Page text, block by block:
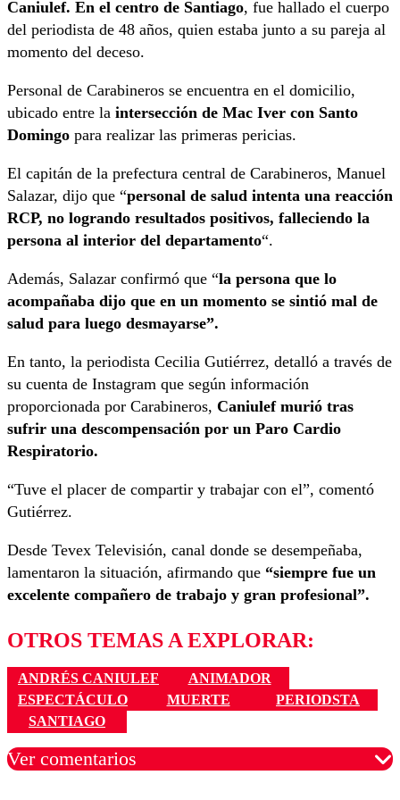
Caniulef. En el centro de Santiago, fue hallado el cuerpo
del periodista de 48 años, quien estaba junto a su pareja al
momento del deceso.
Personal de Carabineros se encuentra en el domicilio,
ubicado entre la intersección de Mac Iver con Santo
Domingo para realizar las primeras pericias.
El capitán de la prefectura central de Carabineros, Manuel
Salazar, dijo que “personal de salud intenta una reacción
RCP, no logrando resultados positivos, falleciendo la
persona al interior del departamento“.
Además, Salazar confirmó que “la persona que lo
acompañaba dijo que en un momento se sintió mal de
salud para luego desmayarse”.
En tanto, la periodista Cecilia Gutiérrez, detalló a través de
su cuenta de Instagram que según información
proporcionada por Carabineros, Caniulef murió tras
sufrir una descompensación por un Paro Cardio
Respiratorio.
“Tuve el placer de compartir y trabajar con el”, comentó
Gutiérrez.
Desde Tevex Televisión, canal donde se desempeñaba,
lamentaron la situación, afirmando que “siempre fue un
excelente compañero de trabajo y gran profesional”.
OTROS TEMAS A EXPLORAR:
ANDRÉS CANIULEF
ANIMADOR
ESPECTÁCULO
MUERTE
PERIODSTA
SANTIAGO
Ver comentarios